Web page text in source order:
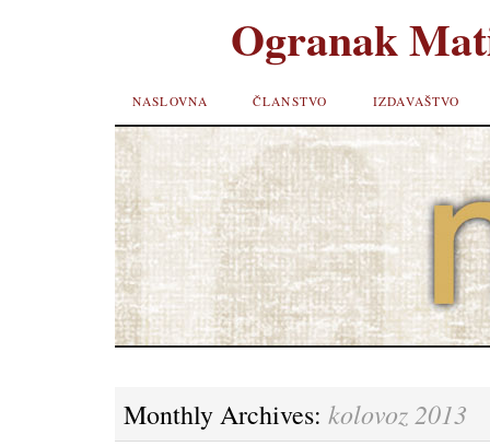
Ogranak
SKIP TO
CONTENT
NASLOVNA ČLANSTVO IZDAVAŠTVO
Monthly Archives: kolovoz 2013